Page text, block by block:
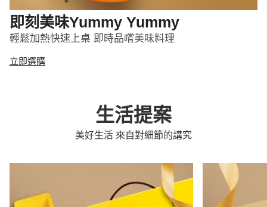
即刻美味Yummy Yummy
輕鬆加熱快速上桌 即時品嚐美味料理
立即選購
生活提案
美好生活 來自對細節的講究